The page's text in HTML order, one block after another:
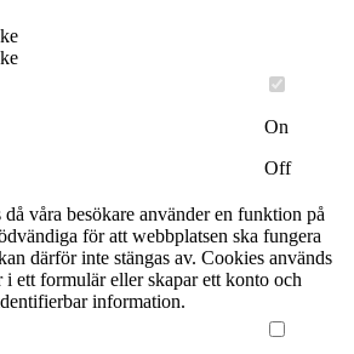
On
Off
våra besökare använder en funktion på
för att webbplatsen ska fungera
därför inte stängas av. Cookies används
ett formulär eller skapar ett konto och
information.